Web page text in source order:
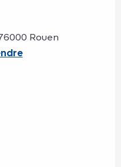
Rouen